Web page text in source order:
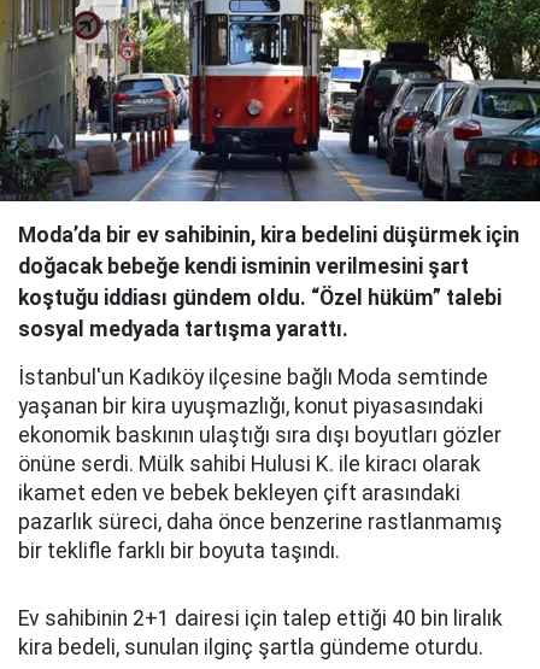
Moda’da bir ev sahibinin, kira bedelini düşürmek için
doğacak bebeğe kendi isminin verilmesini şart
koştuğu iddiası gündem oldu. “Özel hüküm” talebi
sosyal medyada tartışma yarattı.
İstanbul'un Kadıköy ilçesine bağlı Moda semtinde
yaşanan bir kira uyuşmazlığı, konut piyasasındaki
ekonomik baskının ulaştığı sıra dışı boyutları gözler
önüne serdi. Mülk sahibi Hulusi K. ile kiracı olarak
ikamet eden ve bebek bekleyen çift arasındaki
pazarlık süreci, daha önce benzerine rastlanmamış
bir teklifle farklı bir boyuta taşındı.
Ev sahibinin 2+1 dairesi için talep ettiği 40 bin liralık
kira bedeli, sunulan ilginç şartla gündeme oturdu.